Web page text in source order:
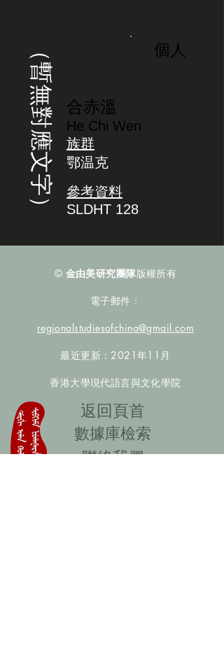
（暫無對應文字） 個人
合赤溫
He Chi Wen
族群
鄂温克
參考資料
SLDHT 128
© 金由美研究團隊版權所有
電子郵件：
regionalstudiesofchina@gmail.com
最近更新：2021年11月
香港大學現代語言與文化學院
​返回頁首
數據庫檢索
聯絡我們